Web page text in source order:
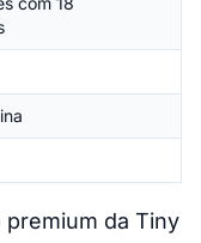
premium da Tiny